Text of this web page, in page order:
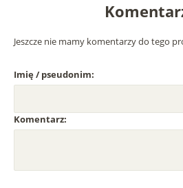
Jeszcze nie mamy komentarzy do tego
Imię / pseudonim:
Komentarz: